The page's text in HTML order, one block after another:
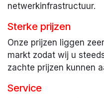
netwerkinfrastructuur.
Sterke prijzen
Onze prijzen liggen
markt zodat wij u
zachte prijzen kunnen
Service